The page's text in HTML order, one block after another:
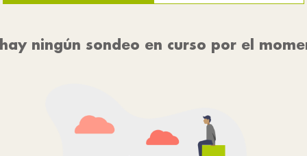
ningún sondeo en curso por el